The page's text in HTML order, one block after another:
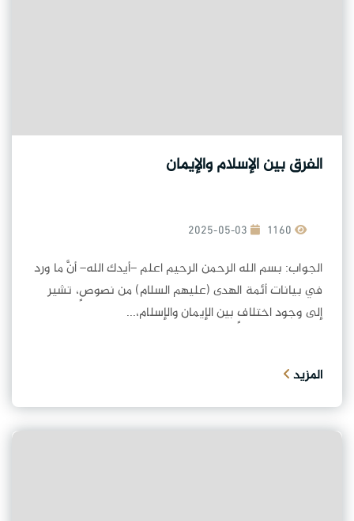
الفرق بين الإسلام والإيمان
2025-05-03
الجواب: بسم الله الرحمن الرحيم اعلم –أيدك الله– أنَّ ما ورد
في بيانات أئمة الهدى (عليهم السلام) من نصوصٍ، تشير
إلى وجود اختلافٍ بين الإيمان والإسلام،...
المزيد